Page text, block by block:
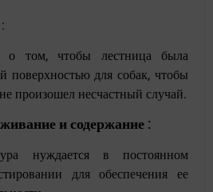
:
о том, чтобы лестница была
поверхностью для собак, чтобы
произошел несчастный случай.
и содержание:
нуждается в постоянном
для обеспечения ее